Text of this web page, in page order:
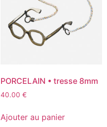
PORCELAIN • tresse 8mm
40.00 €
Ajouter au panier